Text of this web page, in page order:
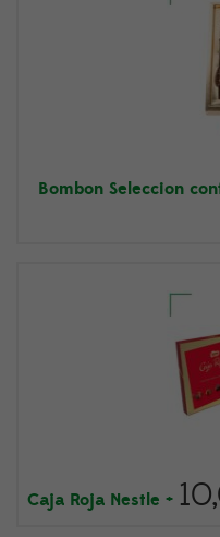
Bombon Seleccion
Caja Roja Nestle +